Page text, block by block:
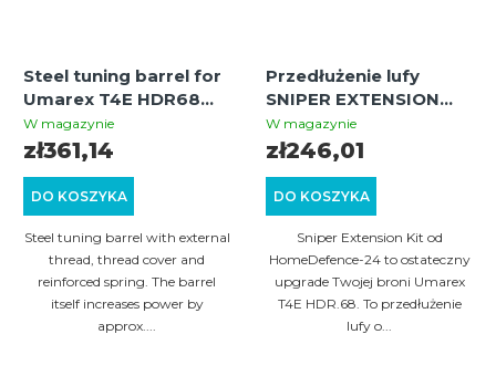
Steel tuning barrel for
Umarex T4E HDR68
with external thread +
thread cover +
reinforced spring | 40
J+
W magazynie
DO KOSZYKA
zł361,14
Steel tuning barrel with external
thread, thread cover and
reinforced spring. The barrel
itself increases power by
approx....
Przedłużenie lufy
SNIPER EXTENSION
KIT do rewolwerów
Umarex T4E HDR.68
W magazynie
DO KOSZYKA
zł246,01
Sniper Extension Kit od
HomeDefence-24 to ostateczny
upgrade Twojej broni Umarex
T4E HDR.68. To przedłużenie
lufy o...